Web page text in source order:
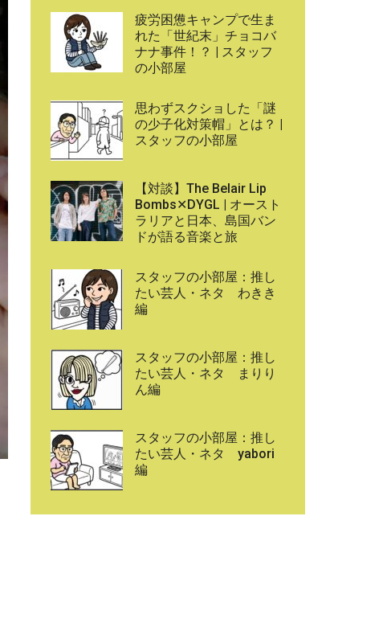
疲労困憊キャンプで生ま
れた「世紀末」チョコバ
ナナ事件！？ | スタッフ
の小部屋
思わずスクショした「謎
の少子化対策帽」とは？ |
スタッフの小部屋
【対談】The Belair Lip
Bombs✕DYGL | オースト
ラリアと日本、島国バン
ドが語る音楽と旅
スタッフの小部屋：推し
たい芸人・ネタ わきき
編
スタッフの小部屋：推し
たい芸人・ネタ まりり
ん編
スタッフの小部屋：推し
たい芸人・ネタ yabori
編